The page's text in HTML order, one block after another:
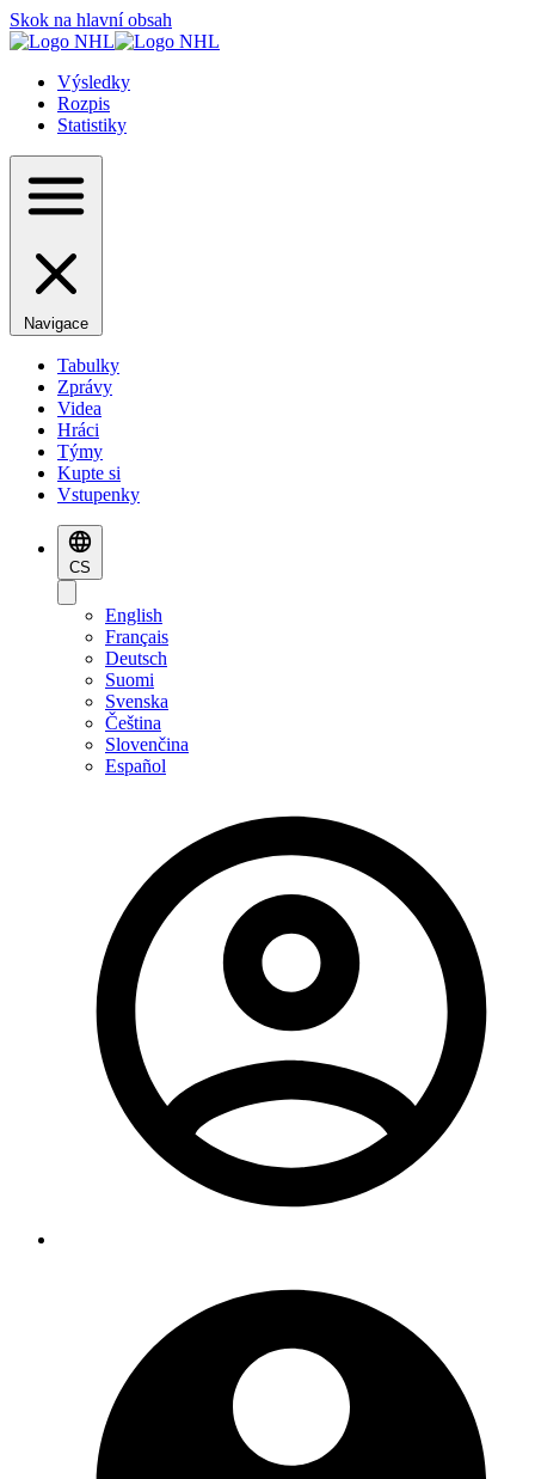
Skok na hlavní obsah
Výsledky
Rozpis
Statistiky
Navigace
Tabulky
Zprávy
Videa
Hráci
Týmy
Kupte si
Vstupenky
CS
English
Français
Deutsch
Suomi
Svenska
Čeština
Slovenčina
Español